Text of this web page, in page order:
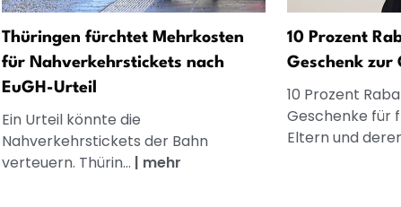
Thüringen fürchtet Mehrkosten
für Nahverkehrstickets nach
EuGH-Urteil
Ein Urteil könnte die
Nahverkehrstickets der Bahn
verteuern. Thürin... | mehr
10 Prozent
Geschenk zur
10 Prozent
Geschenke für
Eltern und